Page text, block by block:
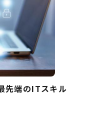
先端のITスキル